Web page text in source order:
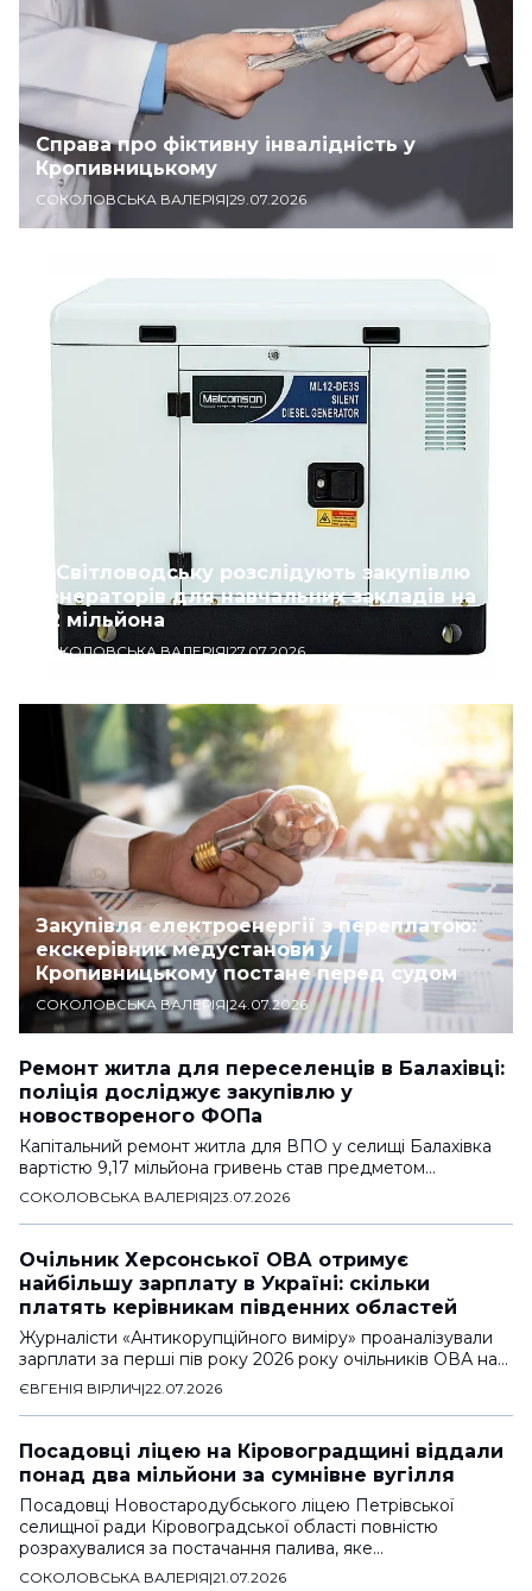
Справа про фіктивну інвалідність у
Кропивницькому
СОКОЛОВСЬКА ВАЛЕРІЯ|29.07.2026
У Світловодську розслідують закупівлю
генераторів для навчальних закладів на
1,2 мільйона
СОКОЛОВСЬКА ВАЛЕРІЯ|27.07.2026
Закупівля електроенергії з переплатою:
екскерівник медустанови у
Кропивницькому постане перед судом
СОКОЛОВСЬКА ВАЛЕРІЯ|24.07.2026
Ремонт житла для переселенців в Балахівці:
поліція досліджує закупівлю у
новоствореного ФОПа
Капітальний ремонт житла для ВПО у селищі Балахівка
вартістю 9,17 мільйона гривень став предметом…
СОКОЛОВСЬКА ВАЛЕРІЯ|23.07.2026
Очільник Херсонської ОВА отримує
найбільшу зарплату в Україні: скільки
платять керівникам південних областей
Журналісти «Антикорупційного виміру» проаналізували
зарплати за перші пів року 2026 року очільників ОВА на…
ЄВГЕНІЯ ВІРЛИЧ|22.07.2026
Посадовці ліцею на Кіровоградщині віддали
понад два мільйони за сумнівне вугілля
Посадовці Новостародубського ліцею Петрівської
селищної ради Кіровоградської області повністю
розрахувалися за постачання палива, яке…
СОКОЛОВСЬКА ВАЛЕРІЯ|21.07.2026